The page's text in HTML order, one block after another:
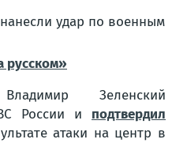
русском»
Зеленский
России и подтвердил
атаки на центр в